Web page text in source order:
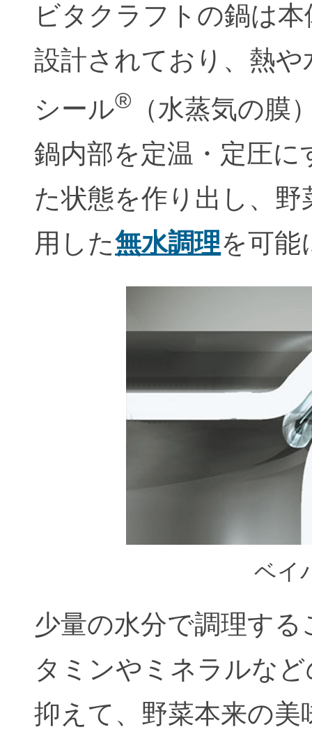
ビタクラフトの鍋は
設計されており、熱
シール®
（水蒸気の膜
鍋内部を定温・定圧
た状態を作り出し、
用した無水調理を可能
ベイ
少量の水分で調理す
タミンやミネラルな
抑えて、野菜本来の